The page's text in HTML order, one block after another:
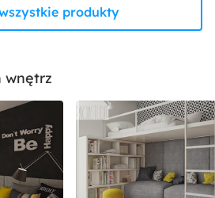
produkty
wnętrz